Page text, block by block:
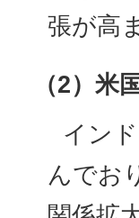
張が高
（2）米
イン
んでお